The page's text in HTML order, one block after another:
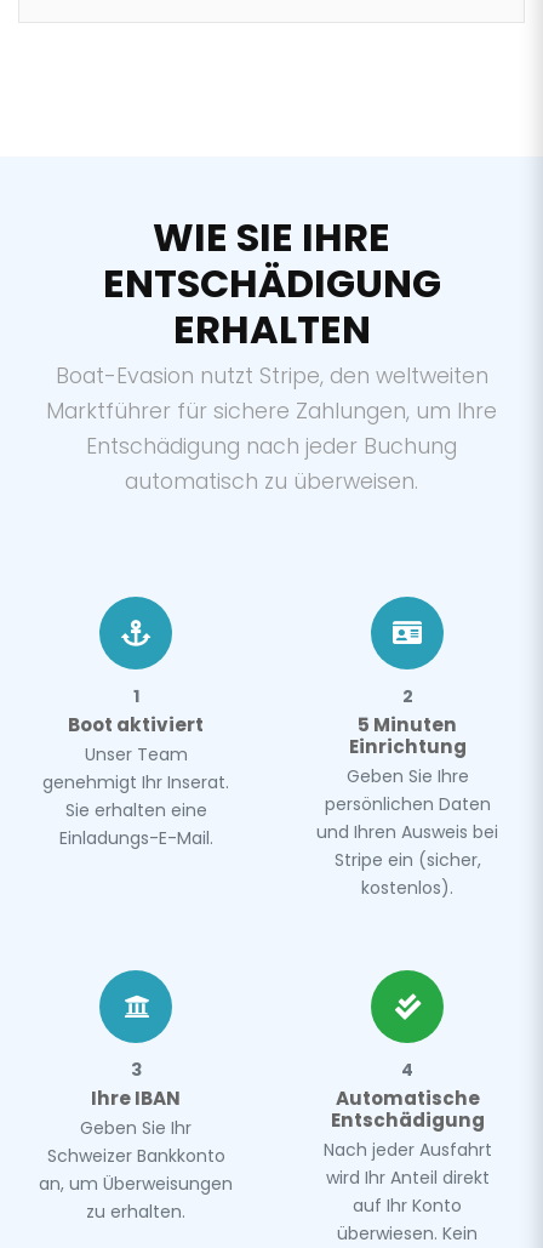
WIE SIE IHRE
ENTSCHÄDIGUNG
ERHALTEN
Boat-Evasion nutzt Stripe, den weltweiten
Marktführer für sichere Zahlungen, um Ihre
Entschädigung nach jeder Buchung
automatisch zu überweisen.
1
Boot aktiviert
Unser Team
genehmigt Ihr Inserat.
Sie erhalten eine
Einladungs-E-Mail.
2
5 Minuten
Einrichtung
Geben Sie Ihre
persönlichen Daten
und Ihren Ausweis bei
Stripe ein (sicher,
kostenlos).
3
Ihre IBAN
Geben Sie Ihr
Schweizer Bankkonto
an, um Überweisungen
zu erhalten.
4
Automatische
Entschädigung
Nach jeder Ausfahrt
wird Ihr Anteil direkt
auf Ihr Konto
überwiesen. Kein